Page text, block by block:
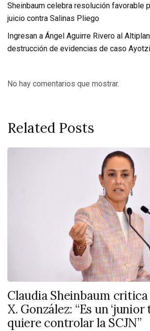
Sheinbaum celebra resolución favorable
juicio contra Salinas Pliego
Ingresan a Ángel Aguirre Rivero al
destrucción de evidencias de caso
No hay comentarios que mostrar.
Related Posts
Claudia Sheinbaum
X. González: “Es un ‘junior
quiere controlar la SCJN”